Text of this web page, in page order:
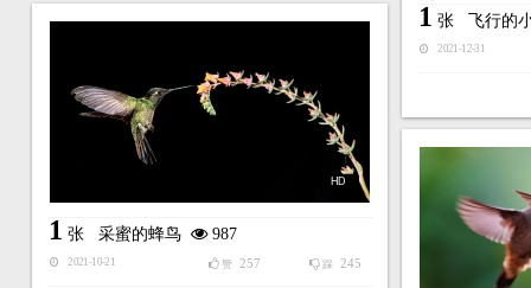
1 张 飞行的
2021-12-31
HD
1 张 采蜜的蜂鸟 987
2021-10-21 踩 245
赞 257